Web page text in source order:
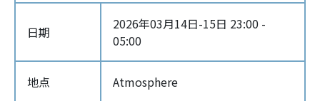
日期
2026年03月14日-15日 23:00 -
05:00
地点 Atmosphere